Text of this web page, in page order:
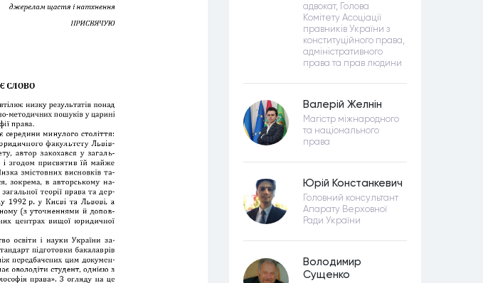
адвокат, Голова
Комітету Асоціації
правників України з
конституційного права,
адміністративного
права та прав людини
Валерій Желнін
Магістр міжнародного
та національного
права
Юрій Констанкевич
Головний консультант
Апарату Верховної
Ради України
Володимир
Сущенко